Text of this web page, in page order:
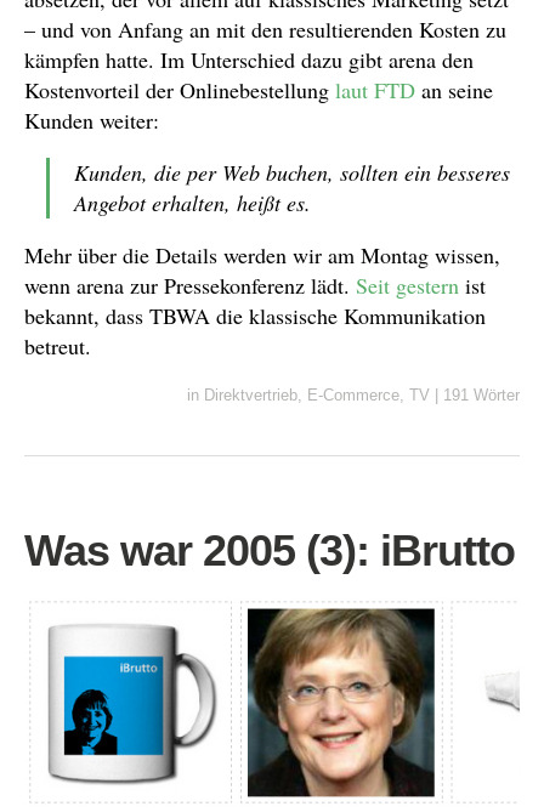
– und von Anfang an mit den resultierenden Kosten zu
kämpfen hatte. Im Unterschied dazu gibt arena den
Kostenvorteil der Onlinebestellung laut FTD an seine
Kunden weiter:
Kunden, die per Web buchen, sollten ein besseres
Angebot erhalten, heißt es.
Mehr über die Details werden wir am Montag wissen,
wenn arena zur Pressekonferenz lädt. Seit gestern ist
bekannt, dass TBWA die klassische Kommunikation
betreut.
in Direktvertrieb E-Commerce TV 191 Wörter
Was war 2005 (3): iBrutto